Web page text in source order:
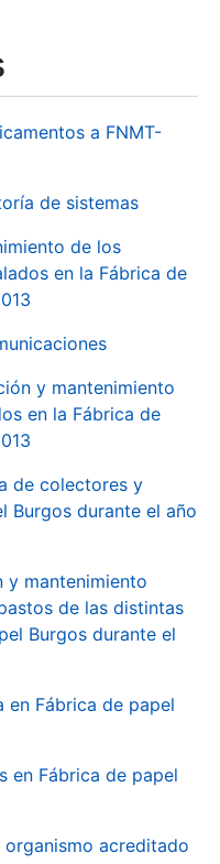
a FNMT-
de sistemas
de los
en la Fábrica de
y mantenimiento
en la Fábrica de
de colectores y
Burgos durante el año
y mantenimiento
de las distintas
Burgos durante el
en Fábrica de papel
en Fábrica de papel
acreditado